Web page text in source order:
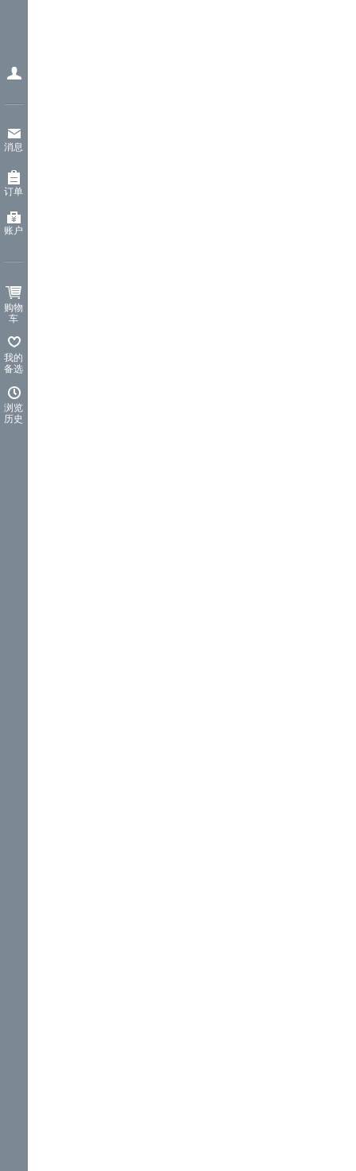
消息
订单
账户
购物
车
我的
备选
浏览
历史